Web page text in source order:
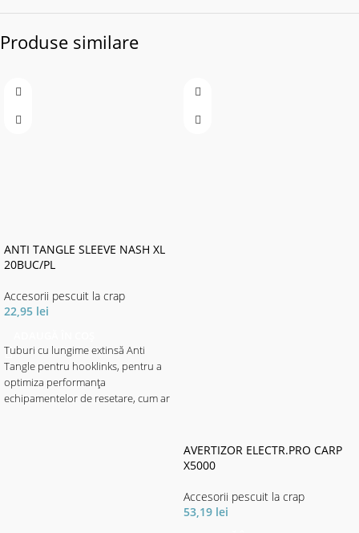
Produse similare
ANTI TANGLE SLEEVE NASH XL
20BUC/PL
Accesorii pescuit la crap
22,95 lei
Tuburi cu lungime extinsă Anti
Tangle pentru hooklinks, pentru a
optimiza performanța
echipamentelor de resetare, cum ar
AVERTIZOR ELECTR.PRO CARP
X5000
Accesorii pescuit la crap
53,19 lei